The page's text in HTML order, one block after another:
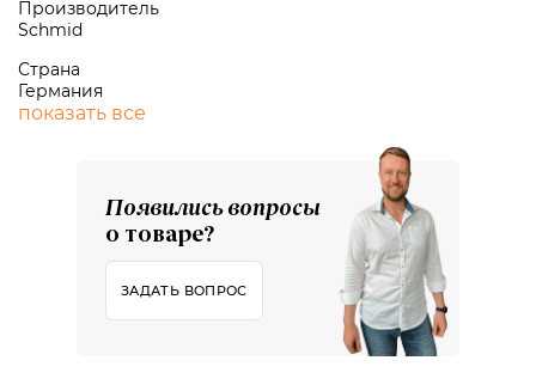
Производитель
Schmid
Страна
Германия
показать все
Появились вопросы
о товаре?
ЗАДАТЬ ВОПРОС